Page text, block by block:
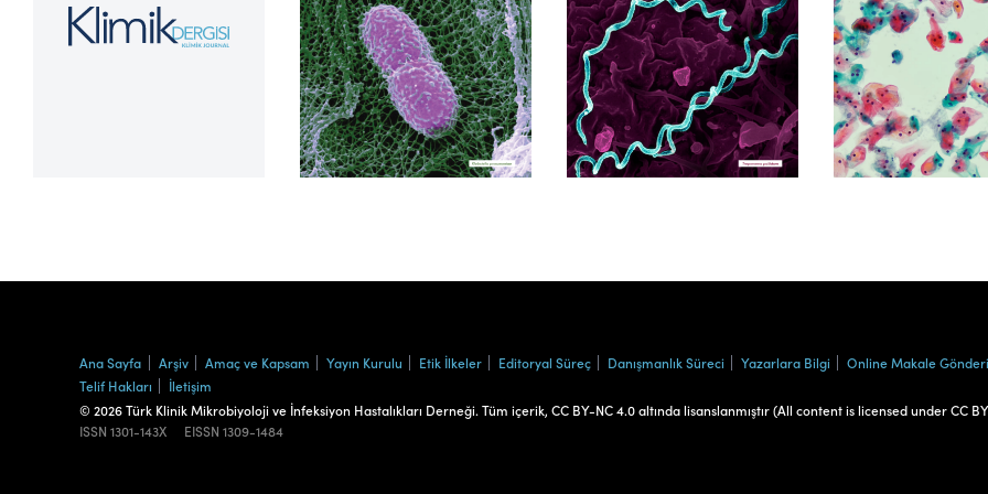
Cilt 39, Sayı 2 Cilt 39, Sayı 1 Cilt 38,
Ana Sayfa Arşiv Amaç ve Kapsam Yayın Kurulu Etik İlkeler Editoryal Süreç Danışmanlık Süreci Yazarlara Bilgi Online Makale
Telif Hakları
İletişim
© 2026 Türk Klinik Mikrobiyoloji ve İnfeksiyon Hastalıkları Derneği. Tüm içerik, CC BY-NC 4.0 altında lisanslanmıştır (All content is licensed under CC
ISSN 1301-143X EISSN 1309-1484